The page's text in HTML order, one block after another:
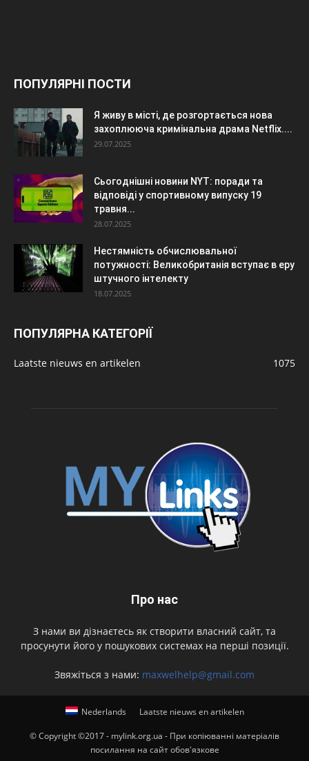
ПОПУЛЯРНІ ПОСТИ
Я живу в місті, де розгортається нова
захоплююча кримінальна драма Netflix....
29.07.2025
Сьогоднішні новини NYT: поради та
відповіді у спортивному випуску 19
травня...
28.07.2025
Нестямність обчислювальної
потужності: Великобританія вступає в еру
штучного інтелекту
18.07.2025
ПОПУЛЯРНА КАТЕГОРІЇ
Laatste nieuws en artikelen 1075
Про нас
З нами ви дізнаєтесь як створити власний сайт, та
просунути його у пошукових системах на перші позиції.
Звяжіться з нами: maxwelhelp@gmail.com
Nederlands Laatste nieuws en artikelen
© Copyright ©2017 - mylink.org.ua - При копіюванні матеріалів
посилання на сайт обов'язкове